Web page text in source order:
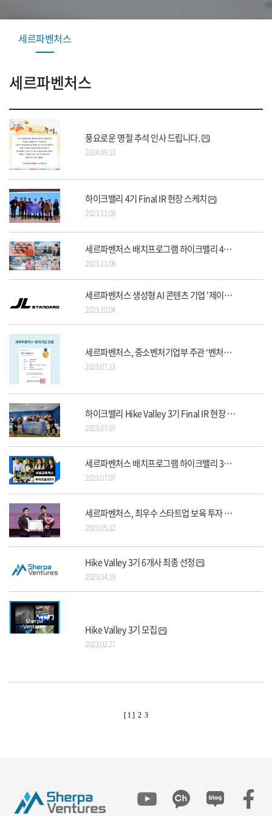
세르파벤처스
세르파벤처스
풍요로운 명절 추석 인사 드립니다.
2024.09.13
하이크밸리 4기 Final IR 현장 스케치
2023.11.09
세르파벤처스 배치프로그램 하이크밸리 4기 소개 영상
2023.11.08
세르파벤처스 생성형 AI 콘텐츠 기업 '제이엘 스탠다드에 프리A' 투자
2023.10.04
세르파벤처스, 중소벤처기업부 주관 ‘벤처기업’ 인증 획득
2023.07.13
하이크밸리 Hike Valley 3기 Final IR 현장 스케치
2023.07.07
세르파벤처스 배치프로그램 하이크밸리 3기 소개 영상
2023.07.07
세르파벤처스, 최우수 스타트업 보육 투자 부문 대상 수상
2023.05.12
Hike Valley 3기 6개사 최종 선정
2023.04.19
Hike Valley 3기 모집
2023.02.27
[ 1 ] 2 3